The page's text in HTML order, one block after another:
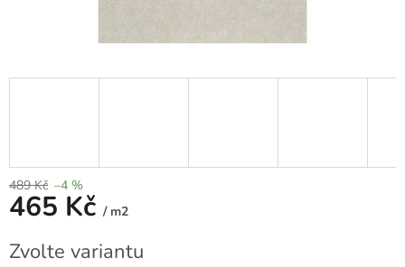
489 Kč –4 %
465 Kč / m2
cena:
Zvolte variantu